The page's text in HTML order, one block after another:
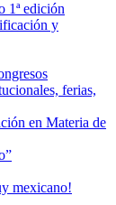
1ª edición
y
ferias,
en Materia de
mexicano!